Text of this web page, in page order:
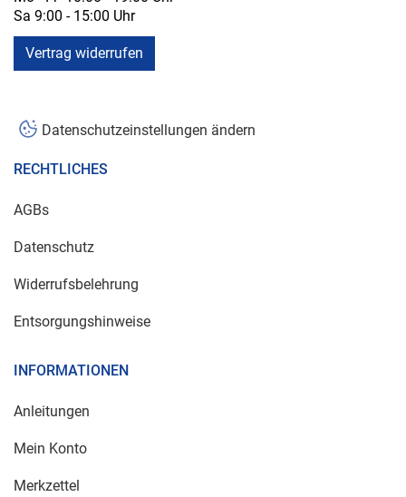
Sa 9:00 - 15:00 Uhr
Vertrag widerrufen
Datenschutzeinstellungen ändern
RECHTLICHES
AGBs
Datenschutz
Widerrufsbelehrung
Entsorgungshinweise
INFORMATIONEN
Anleitungen
Mein Konto
Merkzettel